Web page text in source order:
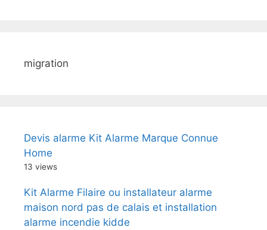
migration
Devis alarme Kit Alarme Marque Connue
Home
13 views
Kit Alarme Filaire ou installateur alarme
maison nord pas de calais et installation
alarme incendie kidde